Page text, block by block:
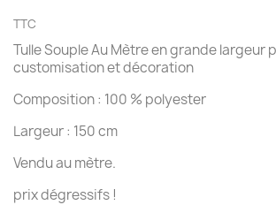
TTC
Tulle Souple Au Mètre en grande largeur
customisation et décoration
Composition : 100 % polyester
Largeur : 150 cm
Vendu au mètre.
prix dégressifs !